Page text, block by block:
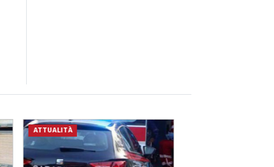
ATTUALITÀ